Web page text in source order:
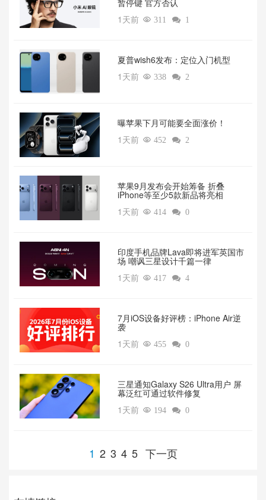
暂停键 官方否认
1天前  311  1
夏普wish6发布：定位入门机型
1天前  338  2
曝苹果下月可能要全面涨价！
1天前  452  2
苹果9月发布会开始筹备 折叠
iPhone等至少5款新品将亮相
1天前  414  0
印度手机品牌Lava即将进军英国市
场 嘲讽三星设计千篇一律
1天前  417  4
7月iOS设备好评榜：iPhone Air逆
袭
1天前  455  0
三星通知Galaxy S26 Ultra用户 屏
幕泛红可通过软件修复
1天前  194  0
1 2 3 4 5 下一页